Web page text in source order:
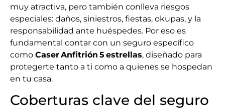
muy atractiva, pero también conlleva riesgos
especiales: daños, siniestros, fiestas, okupas, y la
responsabilidad ante huéspedes. Por eso es
fundamental contar con un seguro específico
como Caser Anfitrión 5 estrellas, diseñado para
protegerte tanto a ti como a quienes se hospedan
en tu casa.
Coberturas clave del seguro